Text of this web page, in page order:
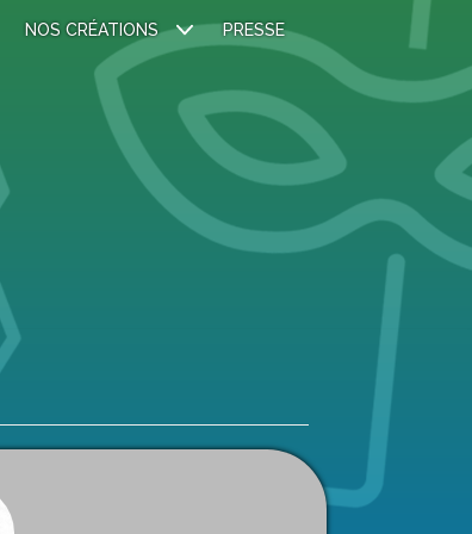
NOS CRÉATIONS PRESSE